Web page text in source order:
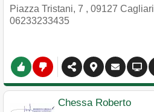
Piazza Tristani, 7 , 09127 Cagliari
06233233435
Chessa Roberto